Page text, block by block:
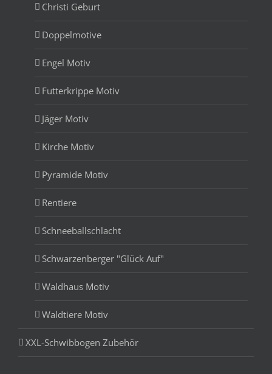
Christi Geburt
Doppelmotive
Engel Motiv
Futterkrippe Motiv
Jäger Motiv
Kirche Motiv
Pyramide Motiv
Rentiere
Schneeballschlacht
Schwarzenberger "Glück Auf"
Waldhaus Motiv
Waldtiere Motiv
XXL-Schwibbogen Zubehör